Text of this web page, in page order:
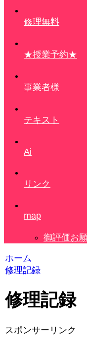
修理無料
★授業予約★
事業者様
テキスト
Ai
リンク
map
御評価お
ホーム
修理記録
修理記録
スポンサーリンク